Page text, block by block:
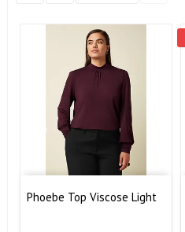
Phoebe Top Viscose Light